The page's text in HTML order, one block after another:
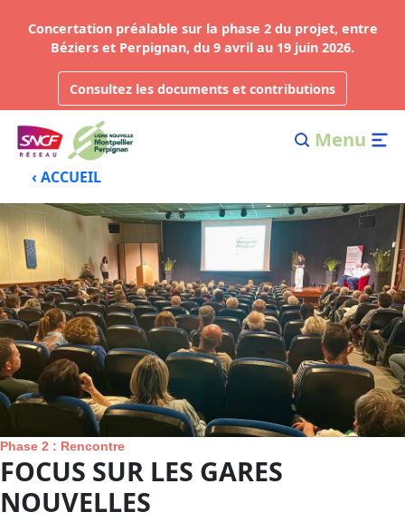
Concertation préalable sur la phase 2 du projet, entre
Béziers et Perpignan, du 9 avril au 19 juin 2026.
Consultez les documents et contributions
Menu
‹ ACCUEIL
Phase 2 : Rencontre
FOCUS SUR LES GARES
NOUVELLES